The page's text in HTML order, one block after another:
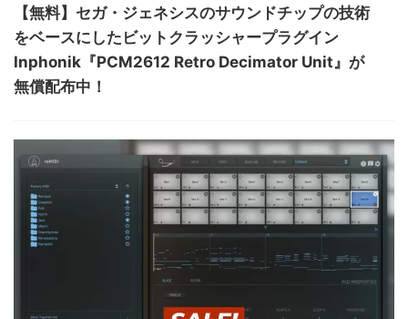
【無料】セガ・ジェネシスのサウンドチップの技術
をベースにしたビットクラッシャープラグイン
Inphonik『PCM2612 Retro Decimator Unit』が
無償配布中！